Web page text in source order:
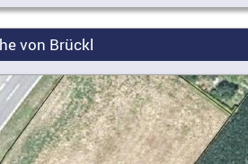
von Brückl